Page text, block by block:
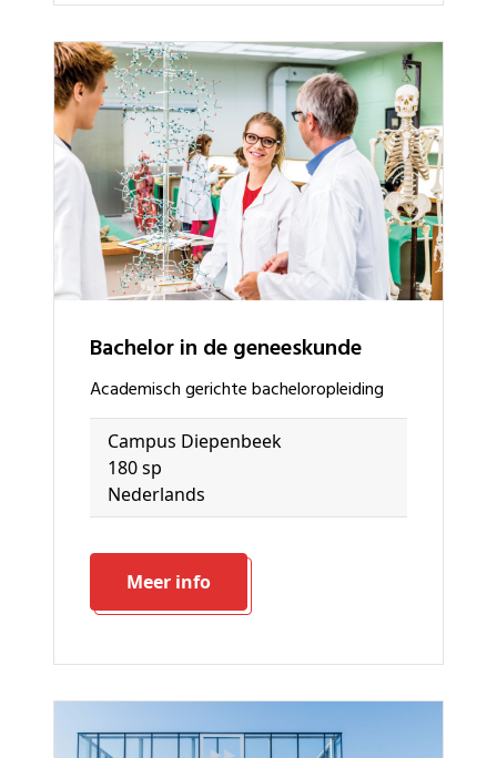
bachelor in de geneeskunde
academisch gerichte bacheloropleiding
Campus Diepenbeek
180 sp
Nederlands
Meer info